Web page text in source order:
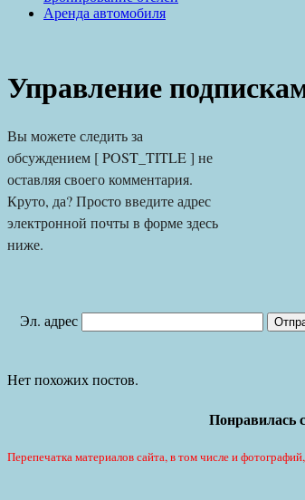
Аренда автомобиля
Управление
Вы можете следить за
обсуждением [ POST_TITLE ] не
оставляя своего комментария.
Круто, да? Просто введите адрес
электронной почты в форме здесь
ниже.
Эл. адрес
Нет похожих постов.
Понравилась
Перепечатка материалов сайта, в том числе и